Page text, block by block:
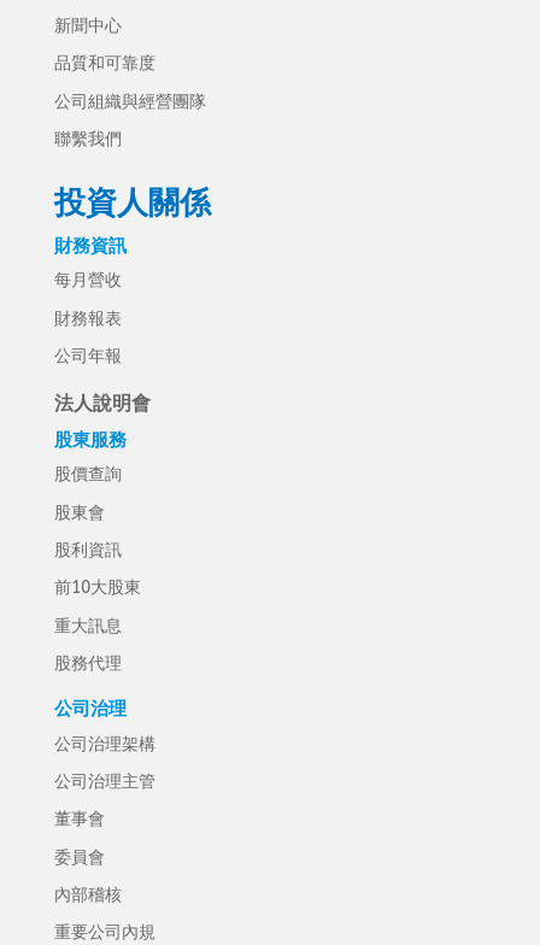
新聞中心
品質和可靠度
公司組織與經營團隊
聯繫我們
投資人關係
財務資訊
每月營收
財務報表
公司年報
法人說明會
股東服務
股價查詢
股東會
股利資訊
前10大股東
重大訊息
股務代理
公司治理
公司治理架構
公司治理主管
董事會
委員會
內部稽核
重要公司內規